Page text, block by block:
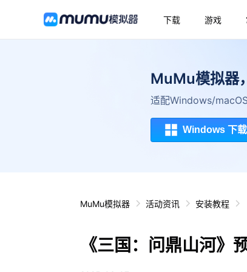
下载 游戏
MuMu模拟器
适配Windows/
Windows 下载
MuMu模拟器 活动资讯 安装教程
《三国：问鼎山河》